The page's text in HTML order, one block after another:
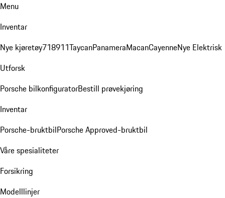
Menu
Inventar
Nye kjøretøy718911TaycanPanameraMacanCayenneNye Elektrisk
Utforsk
Porsche bilkonfiguratorBestill prøvekjøring
Inventar
Porsche-bruktbilPorsche Approved-bruktbil
Våre spesialiteter
Forsikring
Modelllinjer